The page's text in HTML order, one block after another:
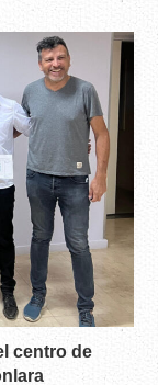
centro de